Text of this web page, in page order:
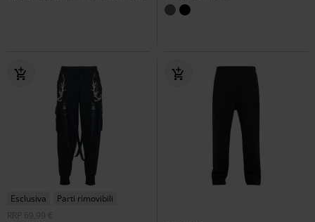
Esclusiva
Parti rimovibili
RRP
69,99 €